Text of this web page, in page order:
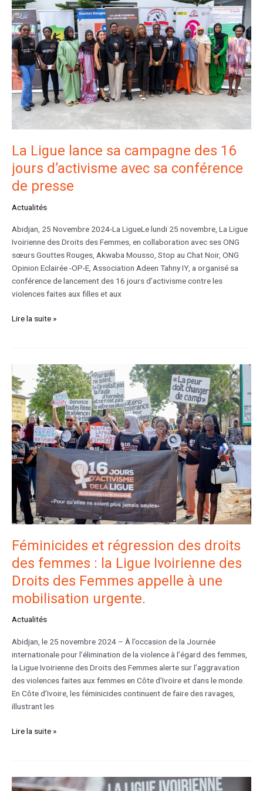
La Ligue lance sa campagne des 16
jours d’activisme avec sa conférence
de presse
Actualités
Abidjan, 25 Novembre 2024-La LigueLe lundi 25 novembre, La Ligue
Ivoirienne des Droits des Femmes, en collaboration avec ses ONG
sœurs Gouttes Rouges, Akwaba Mousso, Stop au Chat Noir, ONG
Opinion Eclairée -OP-E, Association Adeen Tahny IY, a organisé sa
conférence de lancement des 16 jours d’activisme contre les
violences faites aux filles et aux
sa
campagne
des
16
jours
d’activisme
avec
conférence
de
presse
Lire la suite »
Féminicides et régression des droits
des femmes : la Ligue Ivoirienne des
Droits des Femmes appelle à une
mobilisation urgente.
Actualités
Abidjan, le 25 novembre 2024 – À l’occasion de la Journée
internationale pour l’élimination de la violence à l’égard des femmes,
la Ligue Ivoirienne des Droits des Femmes alerte sur l’aggravation
des violences faites aux femmes en Côte d’Ivoire et dans le monde.
En Côte d’Ivoire, les féminicides continuent de faire des ravages,
illustrant les
Féminicides
et
régression
des
droits
des
femmes
:
Ligue
Ivoirienne
des
Droits
des
Femmes
appelle
à
mobilisation
urgente.
Lire la suite »
Accompagner